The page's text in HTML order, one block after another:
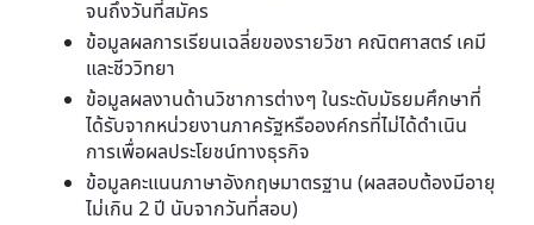
จนถึงวันที่สมัคร
ข้อมูลผลการเรียนเฉลี่ยของรายวิชา คณิตศาสตร์ เคมี
และชีววิทยา
ข้อมูลผลงานด้านวิชาการต่างๆ ในระดับมัธยมศึกษาที่
ได้รับจากหน่วยงานภาครัฐหรือองค์กรที่ไม่ได้ดําเนิน
การเพื่อผลประโยชน์ทางธุรกิจ
ข้อมูลคะแนนภาษาอังกฤษมาตรฐาน (ผลสอบต้องมีอายุ
ไม่เกิน 2 ปี นับจากวันที่สอบ)